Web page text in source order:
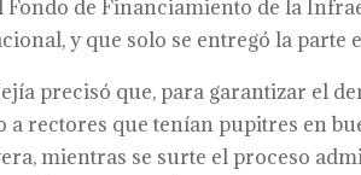
de Financiamiento de la
y que solo se entregó la parte
precisó que, para garantizar el
a rectores que tenían pupitres en
mientras se surte el proceso